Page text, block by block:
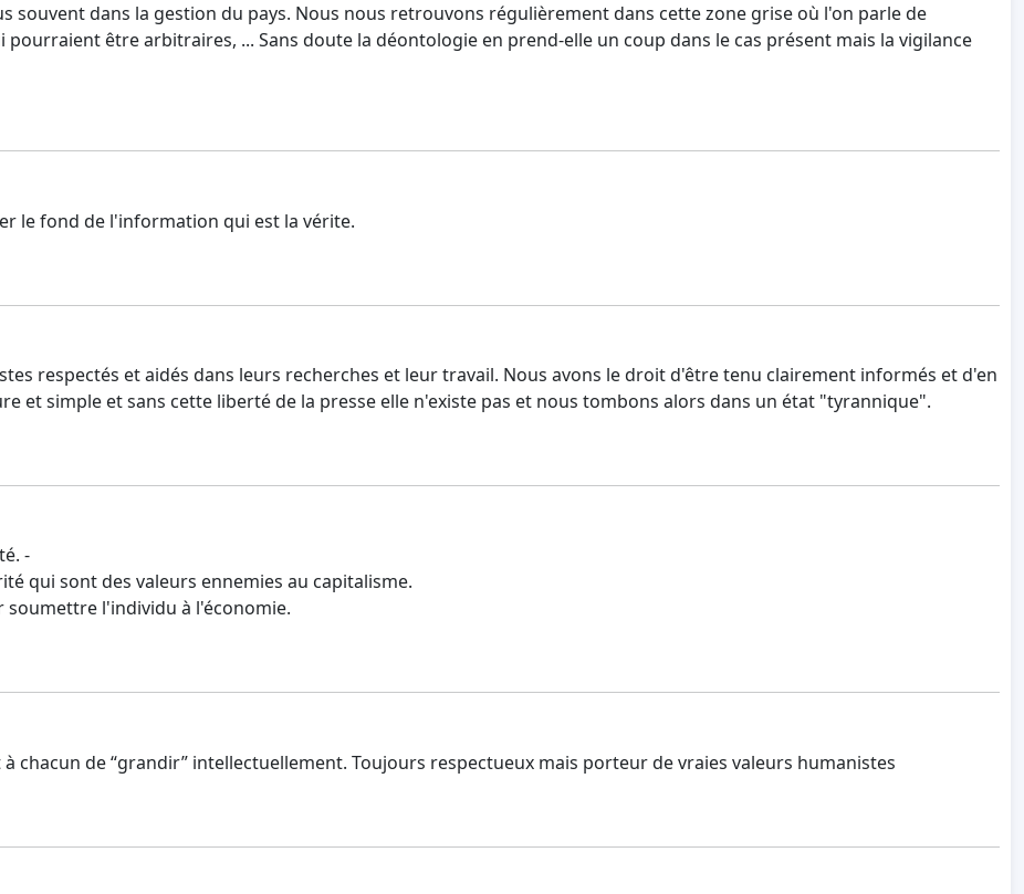
souvent dans la gestion du pays. Nous nous retrouvons régulièrement dans cette zone grise où l'on parle de
être arbitraires, ... Sans doute la déontologie en prend-elle un coup dans le cas présent mais la vigilance
le fond de l'information qui est la vérite.
respectés et aidés dans leurs recherches et leur travail. Nous avons le droit d'être tenu clairement informés et d'en
et simple et sans cette liberté de la presse elle n'existe pas et nous tombons alors dans un état "tyrannique".
-
qui sont des valeurs ennemies au capitalisme.
soumettre l'individu à l'économie.
chacun de “grandir” intellectuellement. Toujours respectueux mais porteur de vraies valeurs humanistes